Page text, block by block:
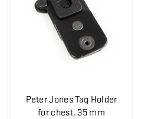
Peter Jones Tag Holder
for chest. 35 mm